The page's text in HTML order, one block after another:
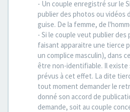
- Un couple enregistré sur le
publier des photos ou vidéos
guise. De la femme, de
- Si le couple veut publier des
faisant apparaitre une tierce
un complice masculin), dans
être non-identifiable. Il existe
prévus à cet effet. La dite
tout moment demander le
donné son accord de
demande, soit au couple